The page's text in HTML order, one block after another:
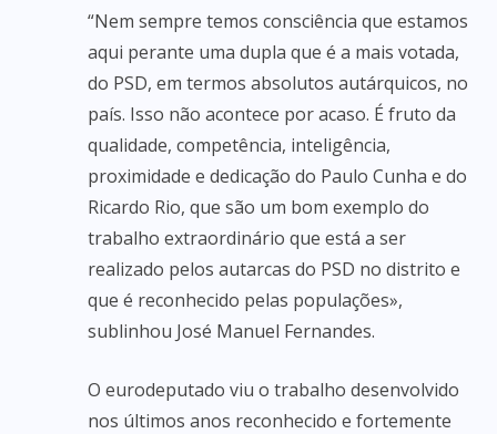
“Nem sempre temos consciência que estamos
aqui perante uma dupla que é a mais votada,
do PSD, em termos absolutos autárquicos, no
país. Isso não acontece por acaso. É fruto da
qualidade, competência, inteligência,
proximidade e dedicação do Paulo Cunha e do
Ricardo Rio, que são um bom exemplo do
trabalho extraordinário que está a ser
realizado pelos autarcas do PSD no distrito e
que é reconhecido pelas populações»,
sublinhou José Manuel Fernandes.
O eurodeputado viu o trabalho desenvolvido
nos últimos anos reconhecido e fortemente